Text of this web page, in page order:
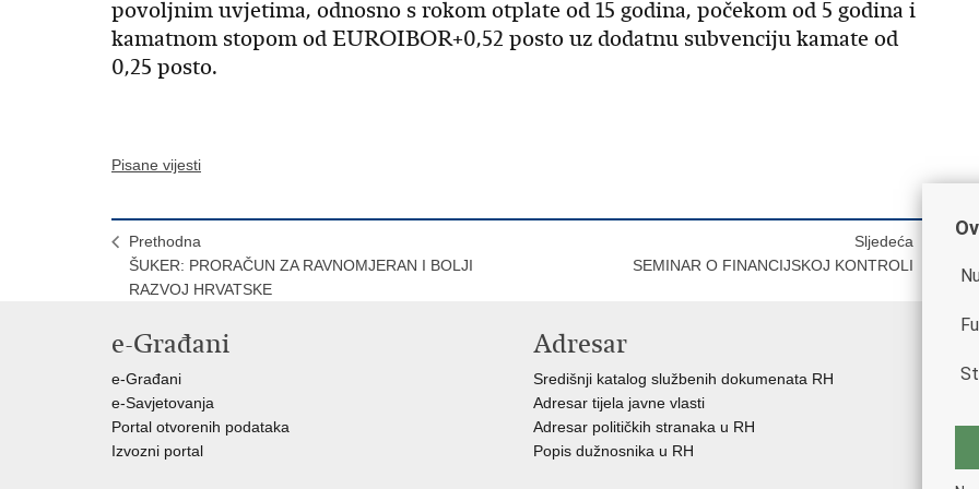
povoljnim uvjetima, odnosno s rokom otplate od 15 godina, počekom od 5 godina i
kamatnom stopom od EUROIBOR+0,52 posto uz dodatnu subvenciju kamate od
0,25 posto.
Pisane vijesti
Prethodna
ŠUKER: PRORAČUN ZA RAVNOMJERAN I BOLJI
RAZVOJ HRVATSKE
Sljedeća
SEMINAR O FINANCIJSKOJ KONTROLI
e-Građani
e-Građani
e-Savjetovanja
Portal otvorenih podataka
Izvozni portal
Adresar
Središnji katalog službenih dokumenata RH
Adresar tijela javne vlasti
Adresar političkih stranaka u RH
Popis dužnosnika u RH